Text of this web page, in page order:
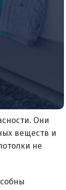
Они
веществ и
не